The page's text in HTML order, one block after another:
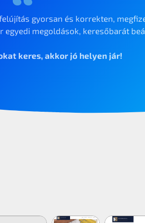
gyorsan és korrekten,
egyedi megoldások, keresőbarát
keres, akkor jó helyen jár!